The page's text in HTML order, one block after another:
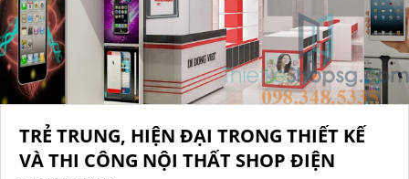
TRẺ TRUNG, HIỆN ĐẠI TRONG THIẾT KẾ
VÀ THI CÔNG NỘI THẤT SHOP ĐIỆN